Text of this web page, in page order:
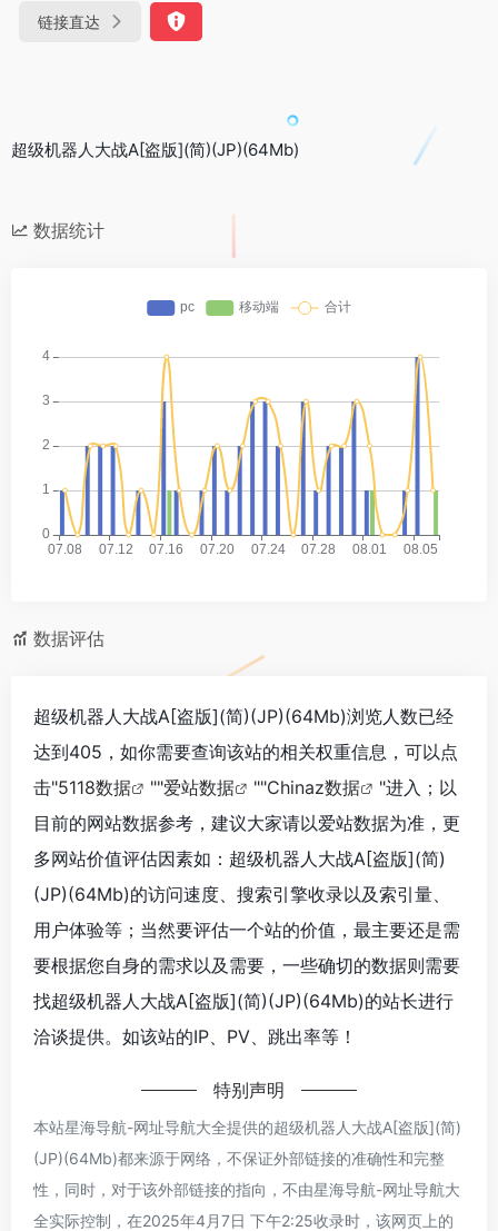
链接直达
超级机器人大战A[盗版](简)(JP)(64Mb)
数据统计
数据评估
超级机器人大战A[盗版](简)(JP)(64Mb)浏览人数已经
达到405，如你需要查询该站的相关权重信息，可以点
击"5118数据 ""爱站数据 ""Chinaz数据
"进入；以
目前的网站数据参考，建议大家请以爱站数据为准，更
多网站价值评估因素如：超级机器人大战A[盗版](简)
(JP)(64Mb)的访问速度、搜索引擎收录以及索引量、
用户体验等；当然要评估一个站的价值，最主要还是需
要根据您自身的需求以及需要，一些确切的数据则需要
找超级机器人大战A[盗版](简)(JP)(64Mb)的站长进行
洽谈提供。如该站的IP、PV、跳出率等！
特别声明
本站星海导航-网址导航大全提供的超级机器人大战A[盗版](简)
(JP)(64Mb)都来源于网络，不保证外部链接的准确性和完整
性，同时，对于该外部链接的指向，不由星海导航-网址导航大
全实际控制，在2025年4月7日 下午2:25收录时，该网页上的